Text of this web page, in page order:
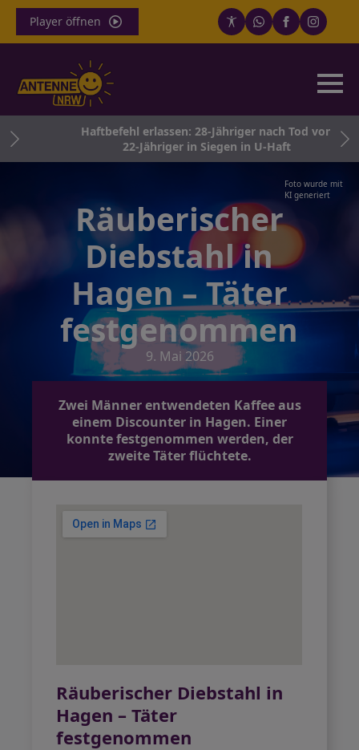
Player öffnen
Haftbefehl erlassen: 28-Jähriger nach Tod von
22-Jähriger in Siegen in U-Haft
Foto wurde mit
KI generiert
Räuberischer
Diebstahl in
Hagen – Täter
festgenommen
9. Mai 2026
Zwei Männer entwendeten Kaffee aus
einem Discounter in Hagen. Einer
konnte festgenommen werden, der
zweite Täter flüchtete.
Räuberischer Diebstahl in
Hagen – Täter
festgenommen